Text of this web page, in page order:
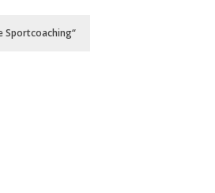
Sportcoaching“